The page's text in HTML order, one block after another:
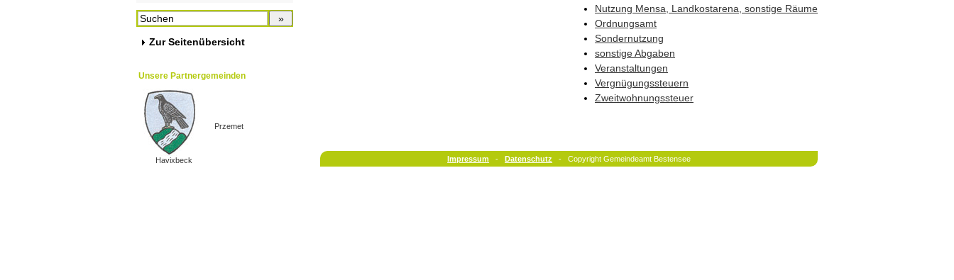
Zur Seitenübersicht
Unsere Partnergemeinden
Havixbeck
Przemet
Nutzung Mensa, Landkostarena, sonstige Räume
Ordnungsamt
Sondernutzung
sonstige Abgaben
Veranstaltungen
Vergnügungssteuern
Zweitwohnungssteuer
Impressum -Datenschutz - Copyright Gemeindeamt Bestensee